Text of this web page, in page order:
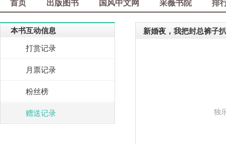
本书互动信息
打赏记录
月票记录
粉丝榜
赠送记录
新婚夜，我把封总裤子
独